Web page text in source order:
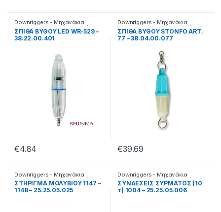
Downriggers - Μηχανάκια
καθέτης,Αξεσουάρ καθετής
ΣΠΙΘΑ ΒΥΘΟΥ LED WR-529 –
38.22.00.401
€4.84
Downriggers - Μηχανάκια
καθέτης,Αξεσουάρ καθετής
ΣΠΙΘΑ ΒΥΘΟΥ STONFO ART.
77 – 38.04.00.077
€39.69
Downriggers - Μηχανάκια
καθέτης,Αξεσουάρ καθετής
ΣΤΗΡΙΓΜΑ MΟΛΥΒΙΟΥ 1147 –
1148 – 25.25.05.025
Downriggers - Μηχανάκια
καθέτης,Αξεσουάρ καθετής
ΣΥΝΔΕΣΕΙΣ ΣΥΡΜΑΤΟΣ (10
τ) 1004 – 25.25.05.006